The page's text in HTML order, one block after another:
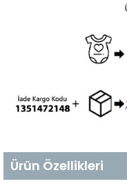
Ürün Özellikleri